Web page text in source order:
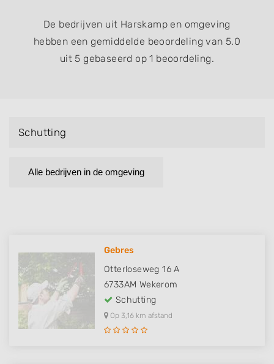
De bedrijven uit Harskamp en omgeving
hebben een gemiddelde beoordeling van 5.0
uit 5 gebaseerd op 1 beoordeling.
Schutting
Alle bedrijven in de omgeving
Gebres
Otterloseweg 16 A
6733AM Wekerom
Schutting
Op 3,16 km afstand